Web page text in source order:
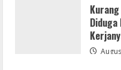
Bypass
Diduga